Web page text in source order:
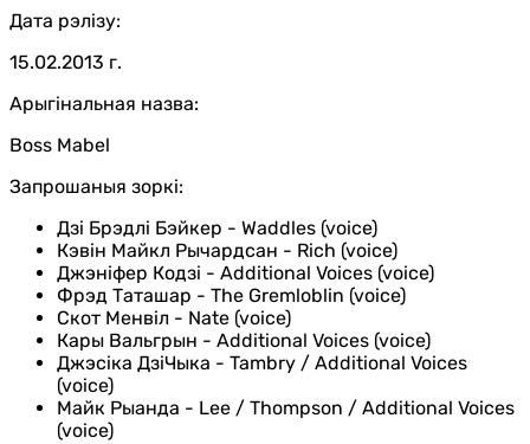
Дата рэлізу:
15.02.2013 г.
Арыгінальная назва:
Boss Mabel
Запрошаныя зоркі:
Дзі Брэдлі Бэйкер - Waddles (voice)
Кэвін Майкл Рычардсан - Rich (voice)
Джэніфер Кодзі - Additional Voices (voice)
Фрэд Таташар - The Gremloblin (voice)
Скот Менвіл - Nate (voice)
Кары Вальгрын - Additional Voices (voice)
Джэсіка ДзіЧыка - Tambry / Additional Voices
(voice)
Майк Рыанда - Lee / Thompson / Additional Voices
(voice)